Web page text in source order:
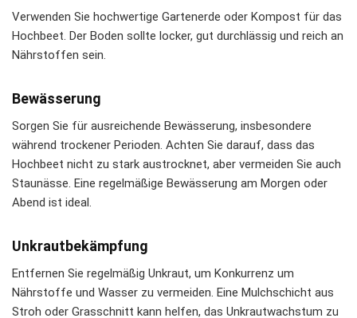
Verwenden Sie hochwertige Gartenerde oder Kompost für das
Hochbeet. Der Boden sollte locker, gut durchlässig und reich an
Nährstoffen sein.
Bewässerung
Sorgen Sie für ausreichende Bewässerung, insbesondere
während trockener Perioden. Achten Sie darauf, dass das
Hochbeet nicht zu stark austrocknet, aber vermeiden Sie auch
Staunässe. Eine regelmäßige Bewässerung am Morgen oder
Abend ist ideal.
Unkrautbekämpfung
Entfernen Sie regelmäßig Unkraut, um Konkurrenz um
Nährstoffe und Wasser zu vermeiden. Eine Mulchschicht aus
Stroh oder Grasschnitt kann helfen, das Unkrautwachstum zu